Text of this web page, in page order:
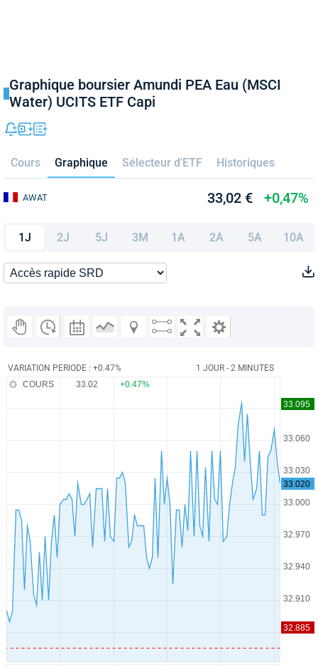
Graphique boursier Amundi PEA Eau (MSCI
Water) UCITS ETF Capi
Cours Graphique Sélecteur d'ETF Historiques
AWAT 33,02 € +0,47%
1J 2J 5J 3M 1A 2A 5A 10A
VARIATION PERIODE : +0.47% 1 JOUR - 2 MINUTES
COURS 33.02 +0.47%